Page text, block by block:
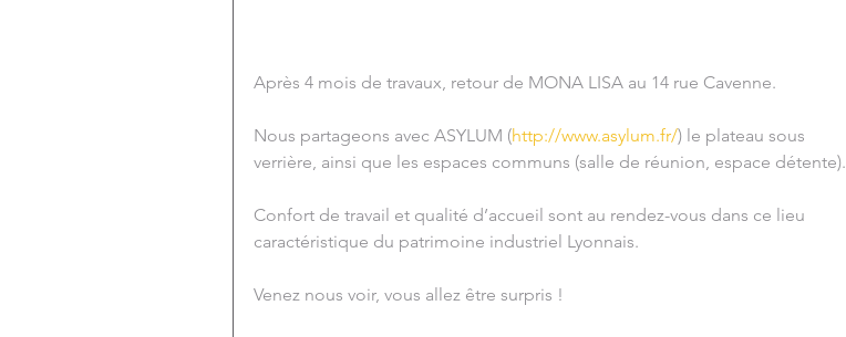
Après 4 mois de travaux, retour de MONA LISA au 14 rue Cavenne.
Nous partageons avec ASYLUM (http://www.asylum.fr/) le plateau sous
verrière, ainsi que les espaces communs (salle de réunion, espace détente).
Confort de travail et qualité d’accueil sont au rendez-vous dans ce lieu
caractéristique du patrimoine industriel Lyonnais.
Venez nous voir, vous allez être surpris !